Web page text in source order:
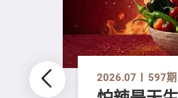
2026.07 597期